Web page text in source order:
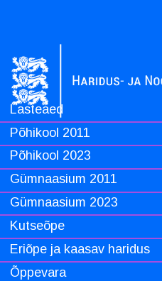
Lasteaed
Põhikool 2011
Põhikool 2023
Gümnaasium 2011
Gümnaasium 2023
Kutseõpe
Eriõpe ja kaasav haridus
Õppevara